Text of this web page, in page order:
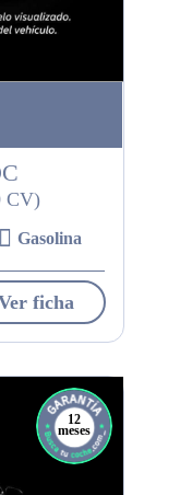
CV)
Gasolina
ficha
12
meses